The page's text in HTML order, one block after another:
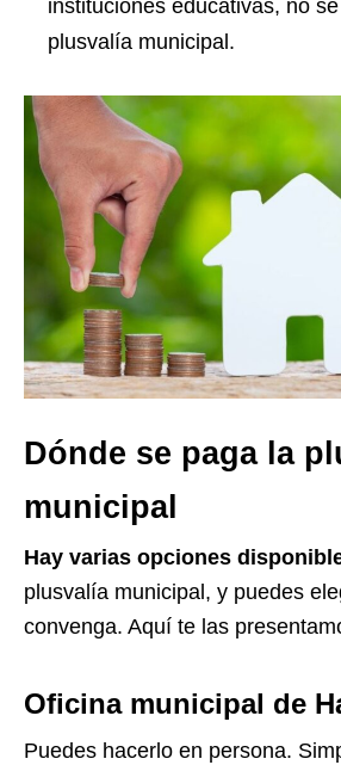
instituciones educativas, no
plusvalía municipal.
Dónde se paga la
municipal
Hay varias opciones
plusvalía municipal, y puedes
convenga. Aquí te las
Oficina municipal de
Puedes hacerlo en persona.